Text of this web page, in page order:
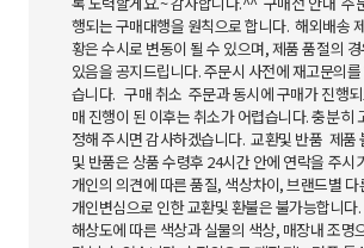
행되는 구매대행을 원칙으로 합니다. 해외배송
황은 수시로 변동이 될 수 있으며, 제품 품절의
있음을 공지드립니다. 주문시 사전에 재고문의
습니다. 구매 취소 주문과 동시에 구매가 진행
매 진행이 된 이후는 취소가 어렵습니다. 충분히
정해 주시면 감사하겠습니다. 교환및 반품 제품
및 반품은 상품 수령후 24시간 안에 연락을 주시
개인의 의견에 따른 품질, 색상차이, 브랜드별
개인변심으로 인한 교환및 환불은 불가능합니다
해상도에 따른 색상과 실물의 색상, 매장내 조명